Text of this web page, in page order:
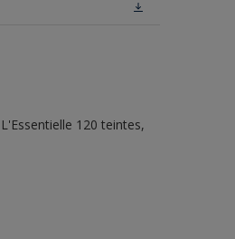
120 teintes,